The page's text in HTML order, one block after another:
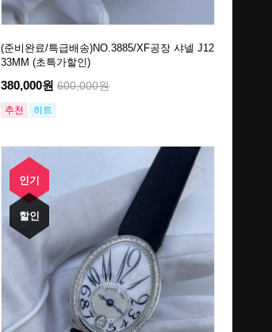
(준비완료/특급배송)NO.3885/XF공장 샤넬 J12
33MM (초특가할인)
380,000원 600,000원
추천 히트
인기
할인